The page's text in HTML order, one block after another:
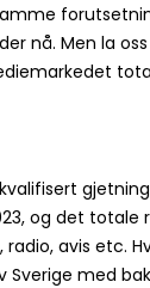
nå. Men la
og det
radio, avis etc.
Sverige med